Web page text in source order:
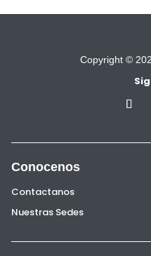
Copyright ©
Conocenos
Contactanos
Nuestras Sedes